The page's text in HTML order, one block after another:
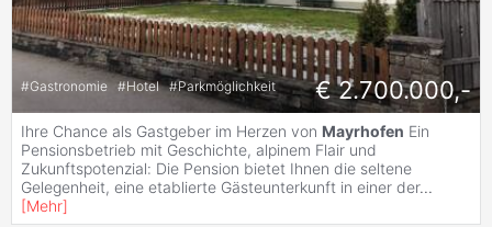
#Gastronomie #Hotel #Parkmöglichkeit € 2.700.000,-
Ihre Chance als Gastgeber im Herzen von Mayrhofen Ein
Pensionsbetrieb mit Geschichte, alpinem Flair und
Zukunftspotenzial: Die Pension bietet Ihnen die seltene
Gelegenheit, eine etablierte Gästeunterkunft in einer der...
[Mehr]